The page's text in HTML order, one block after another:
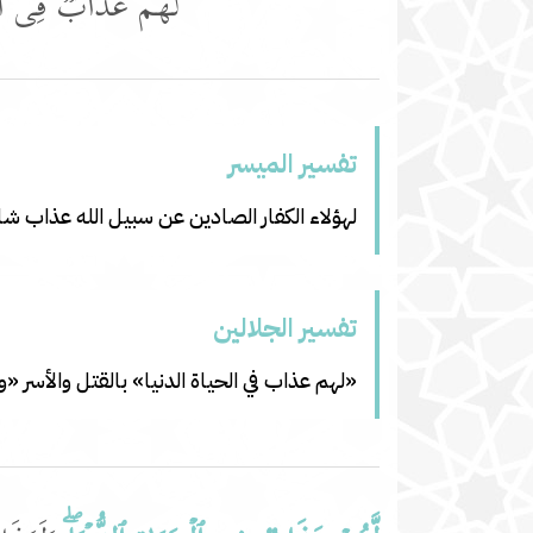
تفسير المیسر
لهؤلاء الكفار الصادين عن سبيل الله عذاب
تفسير الجلالين
«لهم عذاب في الحياة الدنيا» بالقتل